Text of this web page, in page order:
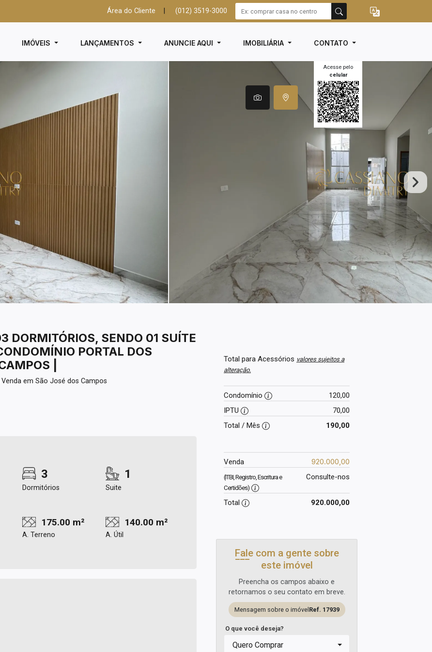
Área do Cliente (012) 3519-3000
IMÓVEIS LANÇAMENTOS ANUNCIE AQUI IMOBILIÁRIA CONTATO
Acesse pelo
celular
DORMITÓRIOS, SENDO 01 SUÍTE
PORTAL DOS
|
Venda em São José dos Campos
3
Dormitórios
1
Suite
175.00 m²
A. Terreno
140.00 m²
A. Útil
Total para Acessórios valores sujeitos a
alteração.
Condomínio
120,00
IPTU
70,00
Total / Mês
190,00
Venda 920.000,00
(ITBI, Registro, Escritura e
Certidões)
Consulte-nos
Total 920.000,00
Fale com a gente sobre
este imóvel
Preencha os campos abaixo e
retornamos o seu contato em breve.
Mensagem sobre o imóvel Ref. 17939
O que você deseja?
Quero Comprar